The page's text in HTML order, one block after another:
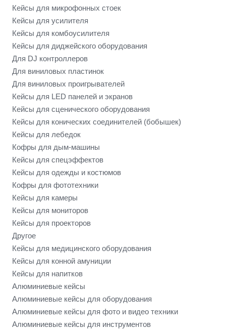
Кейсы для микрофонных стоек
Кейсы для усилителя
Кейсы для комбоусилителя
Кейсы для диджейского оборудования
Для DJ контроллеров
Для виниловых пластинок
Для виниловых проигрывателей
Кейсы для LED панелей и экранов
Кейсы для сценического оборудования
Кейсы для конических соединителей (бобышек)
Кейсы для лебедок
Кофры для дым-машины
Кейсы для спецэффектов
Кейсы для одежды и костюмов
Кофры для фототехники
Кейсы для камеры
Кейсы для мониторов
Кейсы для проекторов
Другое
Кейсы для медицинского оборудования
Кейсы для конной амуниции
Кейсы для напитков
Алюминиевые кейсы
Алюминиевые кейсы для оборудования
Алюминиевые кейсы для фото и видео техники
Алюминиевые кейсы для инструментов